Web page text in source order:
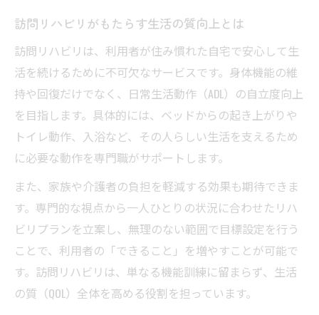
訪問リハビリが家族ケアに役立つ理由
訪問リハビリで家族が抱える悩みを解消
ニーズ整理で見つける最適な訪問リハビリ像
訪問リハビリのニーズ整理が重要な理由
ニーズとデマンドの違いと訪問リハビリ
訪問リハビリの最適なプランを見極める方
法
訪問リハビリで個別ニーズに応えるポイン
ト
訪問リハビリの目的設定で失敗しないコツ
作業療法士が担う訪問リハビリの役割とは
訪問リハビリがもたらす生活の質向上とは
訪問リハビリは、利用者が住み慣れた自宅で安心して生
活を続けるために不可欠なサービスです。身体機能の維
持や回復だけでなく、日常生活動作（ADL）の自立度向上
を目指します。具体的には、ベッドからの起き上がりや
トイレ動作、入浴など、その人らしい生活を支えるため
に必要な動作を専門職がサポートします。
また、家族や介護者の負担を軽減する効果も期待できま
す。専門的な視点から一人ひとりの状況に合わせたリハ
ビリプランを立案し、無理のない範囲で目標設定を行う
ことで、利用者の「できること」を増やすことが可能で
す。訪問リハビリは、単なる機能訓練に留まらず、生活
の質（QOL）全体を高める役割を担っています。